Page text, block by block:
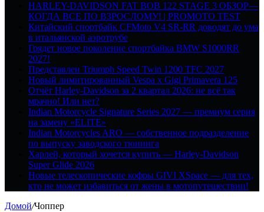
HARLEY-DAVIDSON FAT BOB 122 STAGE 3 ОБЗОР—
КОГДА ВСЕ ПО ВЗРОСЛОМУ! | PROMOTO TEST
Китайский спортбайк CFMoto V4 SR-RR доводят до ума
в итальянской аэротрубе
Грядет новое поколение спортбайка BMW S1000RR
2027!
Представлен Triumph Speed Twin 1200 TFC 2027
Новый лимитированный Vespa x Gigi Primavera 125
Отчёт Harley-Davidson за 2 квартал 2026: не всё так
мрачно! Или нет?
Indian Motorcycle Signature Series 2027 — премиум серия
на замену «ELITE»
Indian Motorcycles ARO — собственное подразделение
по выпуску заводского тюнинга
Харлей, который хочется купить — Harley-Davidson
Super Glide 2026
Новые телескопические кофры GIVI XSpace — для тех,
кто не может избавиться от жены в мотопутешествии!
Домой/Чоппер